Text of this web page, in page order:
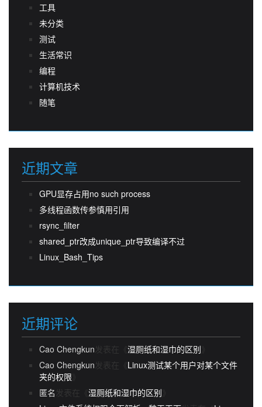
工具
未分类
测试
生活常识
编程
计算机技术
随笔
近期文章
GPU显存占用no such process
多线程函数传参慎用引用
rsync_filter
shared_ptr改成unique_ptr导致编译不过
Linux_Bash_Tips
近期评论
Cao Chengkun发表在《 湿厕纸和湿巾的区别
Cao Chengkun发表在《 Linux测试某个用户对某个文件
夹的权限
匿名 发表在《 湿厕纸和湿巾的区别